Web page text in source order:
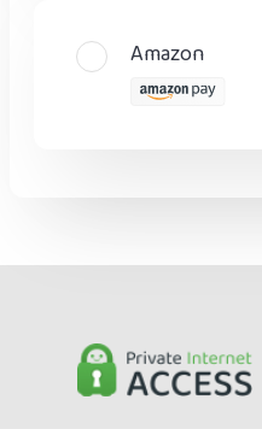
Amazon